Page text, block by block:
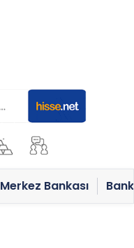
Merkez Bankası